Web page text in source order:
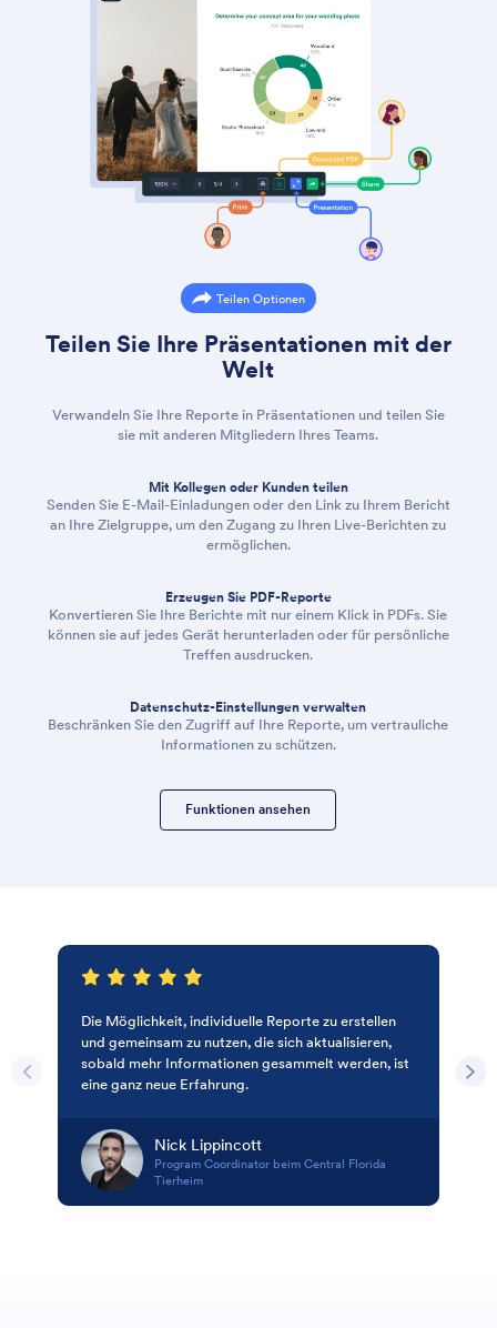
Teilen Optionen
Teilen Sie Ihre Präsentationen mit der
Welt
Verwandeln Sie Ihre Reporte in Präsentationen und teilen Sie
sie mit anderen Mitgliedern Ihres Teams.
Mit Kollegen oder Kunden teilen
Senden Sie E-Mail-Einladungen oder den Link zu Ihrem Bericht
an Ihre Zielgruppe, um den Zugang zu Ihren Live-Berichten zu
ermöglichen.
Erzeugen Sie PDF-Reporte
Konvertieren Sie Ihre Berichte mit nur einem Klick in PDFs. Sie
können sie auf jedes Gerät herunterladen oder für persönliche
Treffen ausdrucken.
Datenschutz-Einstellungen verwalten
Beschränken Sie den Zugriff auf Ihre Reporte, um vertrauliche
Informationen zu schützen.
Funktionen ansehen
Die Möglichkeit, individuelle Reporte zu erstellen
und gemeinsam zu nutzen, die sich aktualisieren,
sobald mehr Informationen gesammelt werden, ist
eine ganz neue Erfahrung.
Nick Lippincott
Program Coordinator beim Central Florida
Tierheim